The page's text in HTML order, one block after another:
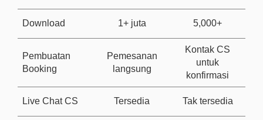
Download 1+ juta 5,000+
Pembuatan
Booking
Pemesanan
langsung
Kontak CS
untuk
konfirmasi
Live Chat CS Tersedia Tak tersedia